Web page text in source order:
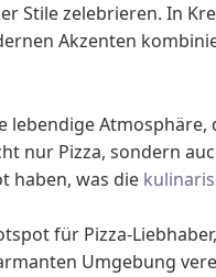
Stile zelebrieren. In
Akzenten
lebendige
nur Pizza, sondern
haben, was die
für Pizza-
Umgebung